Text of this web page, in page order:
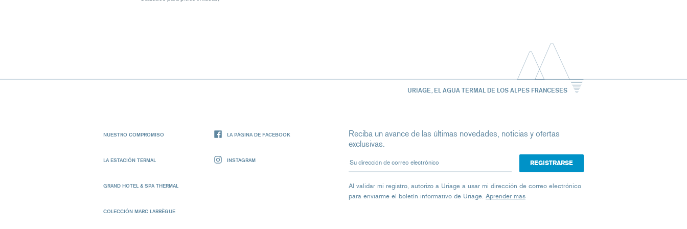
URIAGE, EL AGUA TERMAL DE LOS ALPES FRANCESES
NUESTRO COMPROMISO
LA ESTACIÓN TERMAL
GRAND HOTEL & SPA THERMAL
COLECCIÓN MARC LARRÈGUE
LA PÁGINA DE FACEBOOK
INSTAGRAM
Reciba un avance de las últimas novedades, noticias y ofertas
exclusivas.
Su dirección de correo electrónico
Al validar mi registro, autorizo ​​a Uriage a usar mi dirección de correo electrónico
para enviarme el boletín informativo de Uriage. Aprender mas